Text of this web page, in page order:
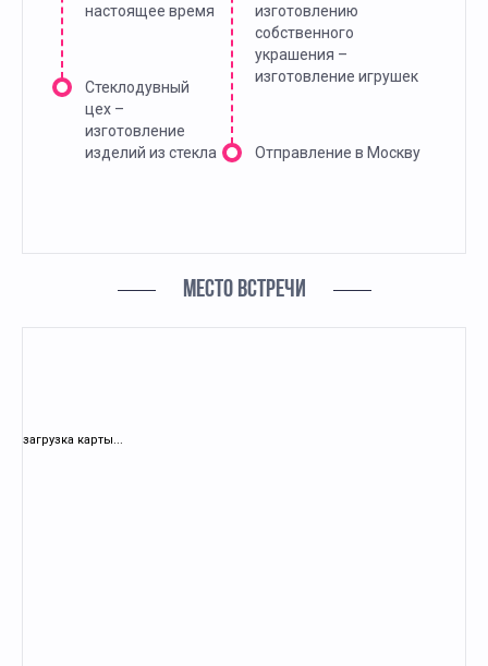
настоящее время
Стеклодувный
цех –
изготовление
изделий из стекла
изготовлению
собственного
украшения –
изготовление игрушек
Отправление в Москву
МЕСТО ВСТРЕЧИ
загрузка карты...